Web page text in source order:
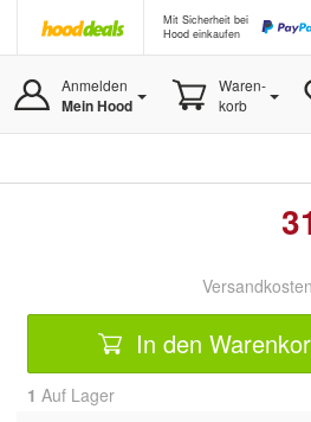
Mit Sicherheit bei
Hood einkaufen
Anmelden
Mein Hood
Waren-
korb
In den
1 Auf Lager